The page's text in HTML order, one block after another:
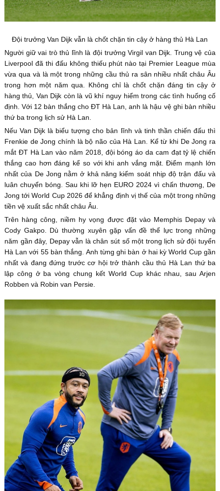
Đội trưởng Van Dijk vẫn là chốt chặn tin cậy ở hàng thủ Hà Lan
Người giữ vai trò thủ lĩnh là đội trưởng Virgil van Dijk. Trung vệ của
Liverpool đã thi đấu không thiếu phút nào tại Premier League mùa
vừa qua và là một trong những cầu thủ ra sân nhiều nhất châu Âu
trong hơn một năm qua. Không chỉ là chốt chặn đáng tin cậy ở
hàng thủ, Van Dijk còn là vũ khí nguy hiểm trong các tình huống cố
định. Với 12 bàn thắng cho ĐT Hà Lan, anh là hậu vệ ghi bàn nhiều
thứ ba trong lịch sử Hà Lan.
Nếu Van Dijk là biểu tượng cho bản lĩnh và tinh thần chiến đấu thì
Frenkie de Jong chính là bộ não của Hà Lan. Kể từ khi De Jong ra
mắt ĐT Hà Lan vào năm 2018, đội bóng áo da cam đạt tỷ lệ chiến
thắng cao hơn đáng kể so với khi anh vắng mặt. Điểm mạnh lớn
nhất của De Jong nằm ở khả năng kiểm soát nhịp độ trận đấu và
luân chuyển bóng. Sau khi lỡ hẹn EURO 2024 vì chấn thương, De
Jong tới World Cup 2026 để khẳng định vị thế của một trong những
tiền vệ xuất sắc nhất châu Âu.
Trên hàng công, niềm hy vọng được đặt vào Memphis Depay và
Cody Gakpo. Dù thường xuyên gặp vấn đề thể lực trong những
năm gần đây, Depay vẫn là chân sút số một trong lịch sử đội tuyển
Hà Lan với 55 bàn thắng. Anh từng ghi bàn ở hai kỳ World Cup gần
nhất và đang đứng trước cơ hội trở thành cầu thủ Hà Lan thứ ba
lập công ở ba vòng chung kết World Cup khác nhau, sau Arjen
Robben và Robin van Persie.